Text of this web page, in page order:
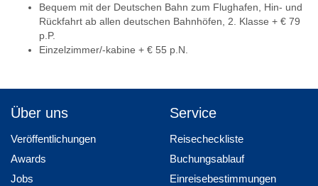
Bequem mit der Deutschen Bahn zum Flughafen, Hin- und
Rückfahrt ab allen deutschen Bahnhöfen, 2. Klasse + € 79
p.P.
Einzelzimmer/-kabine + € 55 p.N.
Über uns
Veröffentlichungen
Awards
Jobs
Service
Reisecheckliste
Buchungsablauf
Einreisebestimmungen